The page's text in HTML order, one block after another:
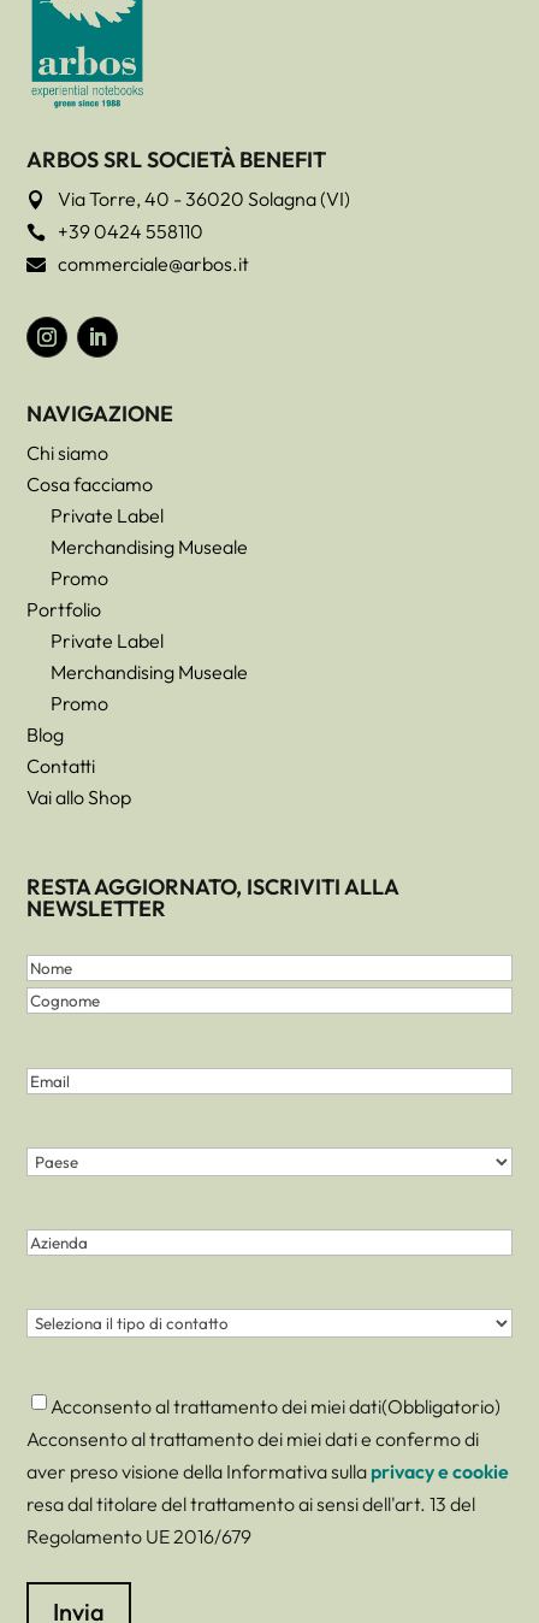
ARBOS SRL SOCIETÀ BENEFIT
 Via Torre, 40 - 36020 Solagna (VI)
 +39 0424 558110
 commerciale@arbos.it
NAVIGAZIONE
Chi siamo
Cosa facciamo
Private Label
Merchandising Museale
Promo
Portfolio
Private Label
Merchandising Museale
Promo
Blog
Contatti
Vai allo Shop
RESTA AGGIORNATO, ISCRIVITI ALLA
NEWSLETTER
Nome
e
Nome
Email
Paese
Azienda
Contatto (Obbligatorio)
Consenso(Obbligatorio)
Acconsento al trattamento dei miei dati(Obbligatorio)
Acconsento al trattamento dei miei dati e confermo di
aver preso visione della Informativa sulla privacy e cookie
resa dal titolare del trattamento ai sensi dell'art. 13 del
Regolamento UE 2016/679